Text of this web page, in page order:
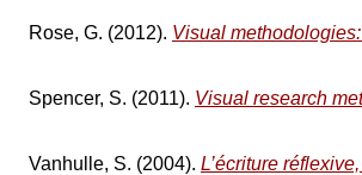
Rose, G. (2012). Visual
Spencer, S. (2011). Visual research
Vanhulle, S. (2004). L’écriture